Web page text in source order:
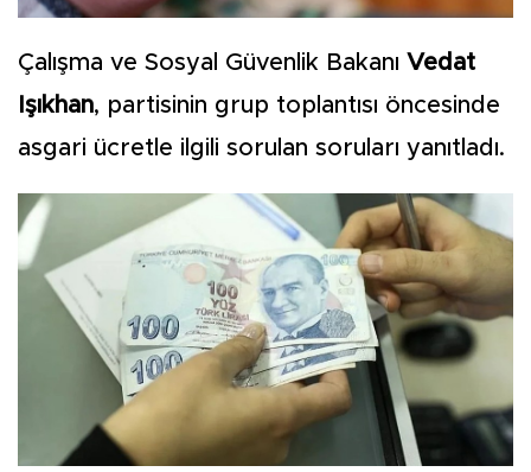
Çalışma ve Sosyal Güvenlik Bakanı Vedat
Işıkhan, partisinin grup toplantısı öncesinde
asgari ücretle ilgili sorulan soruları yanıtladı.